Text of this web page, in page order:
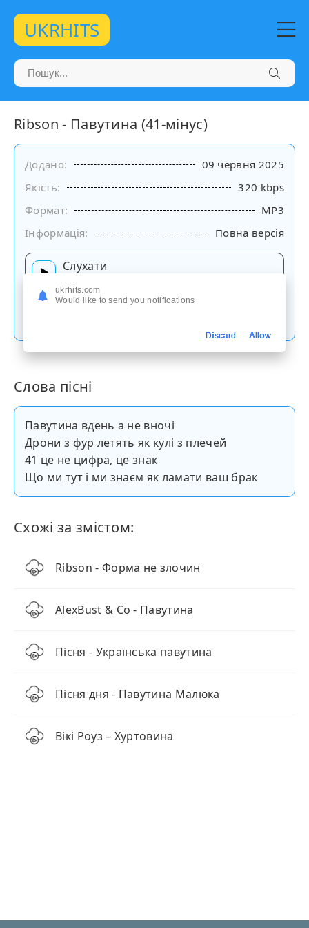
UKRHITS
Ribson - Павутина (41-мінус)
Додано:
09 червня 2025
Якість:
320 kbps
Формат:
MP3
Інформація:
Повна версія
Слухати
Слова пісні
Павутина вдень а не вночі
Дрони з фур летять як кулі з плечей
41 це не цифра, це знак
Що ми тут і ми знаєм як ламати ваш брак
Схожі за змістом:
Ribson - Форма не злочин
AlexBust & Co - Павутина
Пісня - Українська павутина
Пісня дня - Павутина Малюка
Вікі Роуз – Хуртовина
ukrhits.com
Would like to send you notifications
Discard Allow